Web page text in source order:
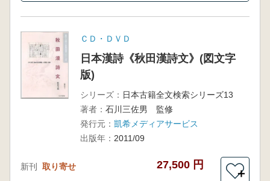
ＣＤ・ＤＶＤ
日本漢詩《秋田漢詩文》(図文字
版)
シリーズ： 日本古籍全文検索シリーズ13
著者： 石川三佐男 監修
発行元： 凱希メディアサービス
出版年： 2011/09
新刊 取り寄せ 27,500 円
＋